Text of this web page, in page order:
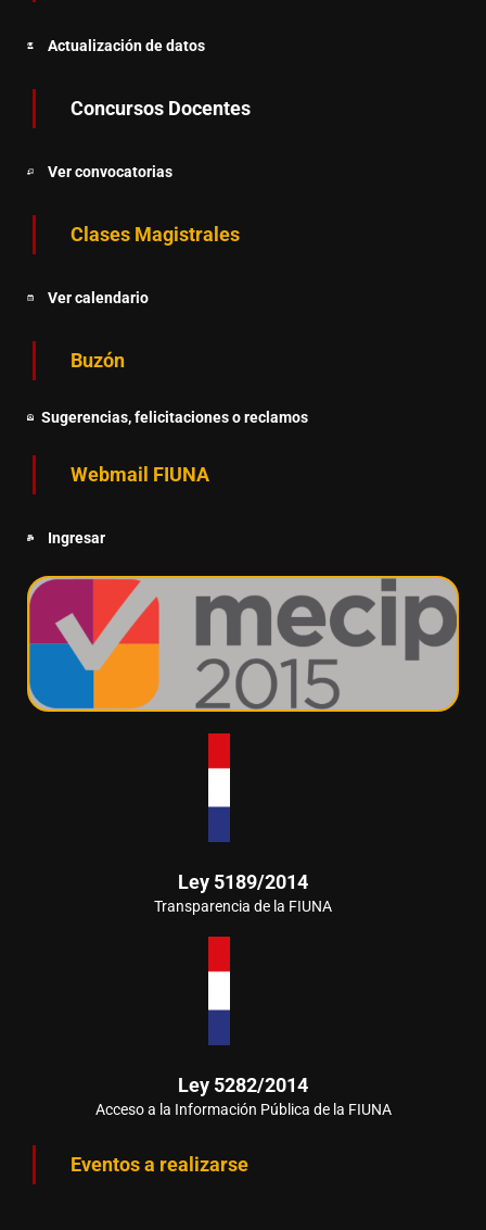
Actualización de datos
Concursos Docentes
Ver convocatorias
Clases Magistrales
Ver calendario
Buzón
Sugerencias, felicitaciones o reclamos
Webmail FIUNA
Ingresar
Ley 5189/2014
Transparencia de la FIUNA
Ley 5282/2014
Acceso a la Información Pública de la FIUNA
Eventos a realizarse